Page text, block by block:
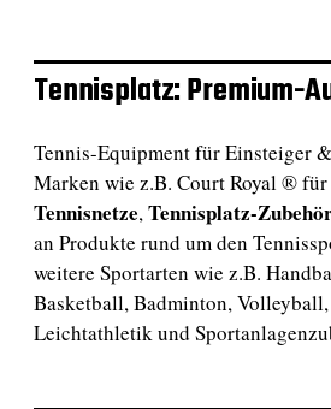
Tennisplatz: Premium-
Tennis-Equipment für Einsteiger
Marken wie z.B. Court Royal ® für
Tennisnetze,Tennisplatz-
an Produkte rund um den
weitere Sportarten wie z.B.
Basketball, Badminton,
Leichtathletik und